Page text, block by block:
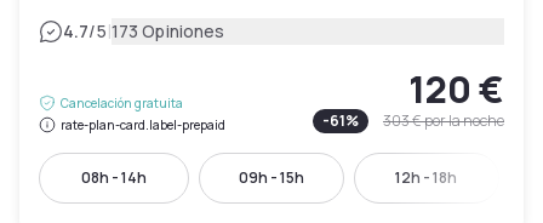
4.7/5|173 Opiniones
Cancelación gratuita
rate-plan-card.label-prepaid
120 €
-61% 303 €por la noche
08h - 14h 09h - 15h 12h - 18h